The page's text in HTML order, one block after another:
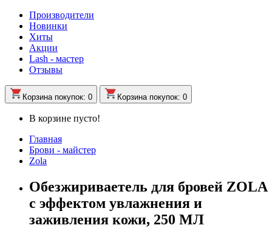
Производители
Новинки
Хиты
Акции
Lash - мастер
Отзывы
Корзина покупок: 0 Корзина покупок: 0
В корзине пусто!
Главная
Брови - майстер
Zola
Обезжириваетель для бровей ZOLA
с эффектом увлажнения и
заживления кожи, 250 МЛ